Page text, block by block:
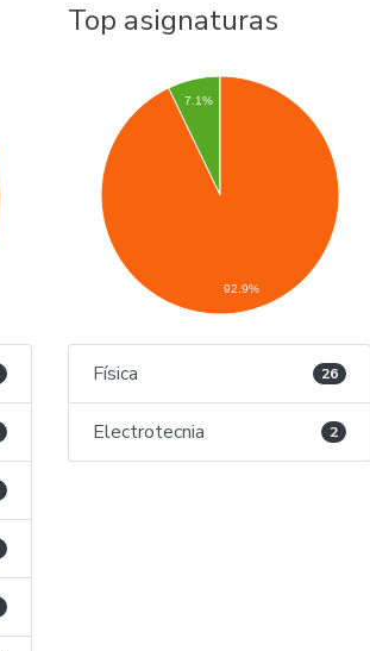
Top asignaturas
7.1%
92.9%
Física 26
Electrotecnia 2